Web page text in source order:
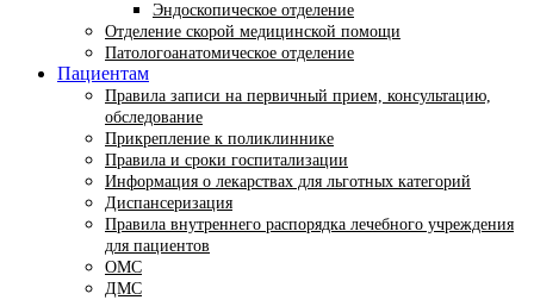
Эндоскопическое отделение
Отделение скорой медицинской помощи
Патологоанатомическое отделение
Пациентам
Правила записи на первичный прием, консультацию,
обследование
Прикрепление к поликлиннике
Правила и сроки госпитализации
Информация о лекарствах для льготных категорий
Диспансеризация
Правила внутреннего распорядка лечебного учреждения
для пациентов
ОМС
ДМС